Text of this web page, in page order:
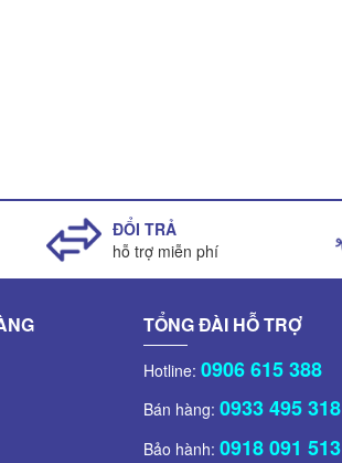
ĐỔI TRẢ
hỗ trợ miễn phí
TỔNG ĐÀI HỖ TRỢ
Hotline: 0906 615 388
Bán hàng: 0933 495 318
Bảo hành: 0918 091 513